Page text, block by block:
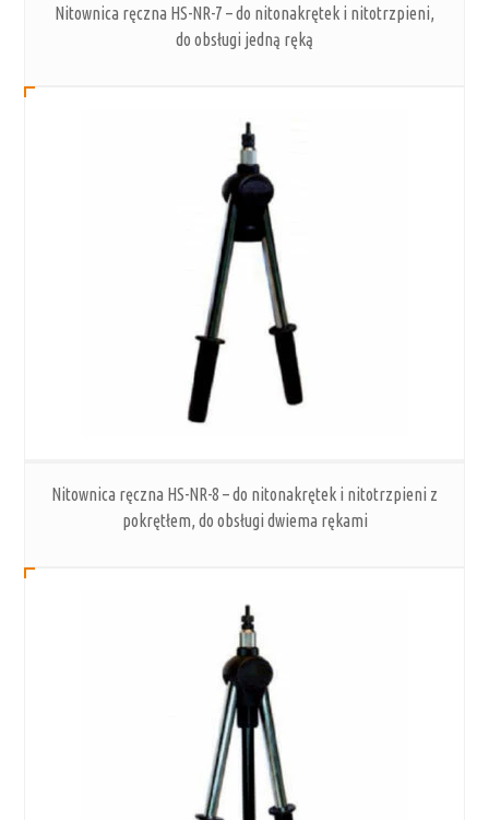
Nitownica ręczna HS-NR-7 – do nitonakrętek i nitotrzpieni,
do obsługi jedną ręką
Nitownica ręczna HS-NR-8 – do nitonakrętek i nitotrzpieni z
pokrętłem, do obsługi dwiema rękami